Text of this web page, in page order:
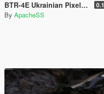
BTR-4E Ukrainian Pixel Paintjob 0.1
By ApacheSS